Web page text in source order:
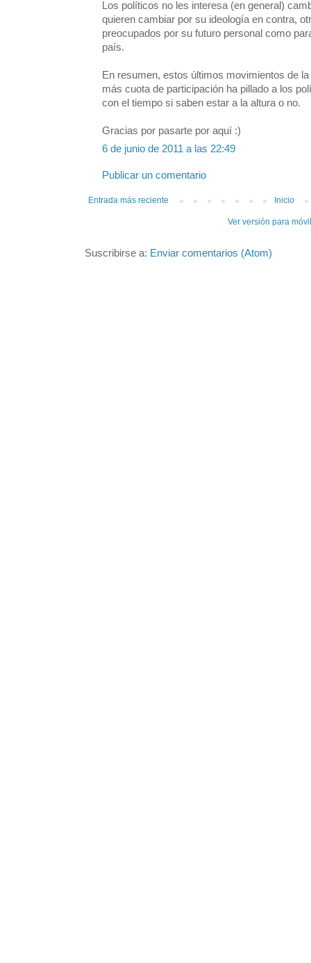
Los políticos no les interesa (en general)
quieren cambiar por su ideología en contra,
preocupados por su futuro personal como
país.
En resumen, estos últimos movimientos de
más cuota de participación ha pillado a los
con el tiempo si saben estar a la altura o no.
Gracias por pasarte por aquí :)
6 de junio de 2011 a las 22:49
Publicar un comentario
Entrada más reciente Inicio
Ver versión para
Suscribirse a: Enviar comentarios (Atom)